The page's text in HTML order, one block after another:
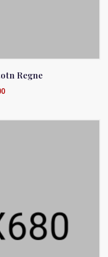
Regne